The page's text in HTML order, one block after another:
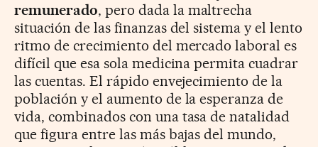
remunerado, pero dada la maltrecha
situación de las finanzas del sistema y el lento
ritmo de crecimiento del mercado laboral es
difícil que esa sola medicina permita cuadrar
las cuentas. El rápido envejecimiento de la
población y el aumento de la esperanza de
vida, combinados con una tasa de natalidad
que figura entre las más bajas del mundo,